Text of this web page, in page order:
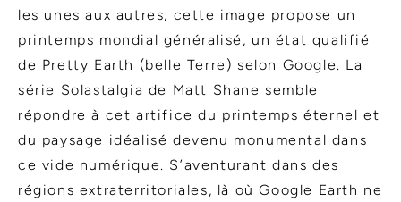
les unes aux autres, cette image propose un
printemps mondial généralisé, un état qualifié
de Pretty Earth (belle Terre) selon Google. La
série Solastalgia de Matt Shane semble
répondre à cet artifice du printemps éternel et
du paysage idéalisé devenu monumental dans
ce vide numérique. S’aventurant dans des
régions extraterritoriales, là où Google Earth ne